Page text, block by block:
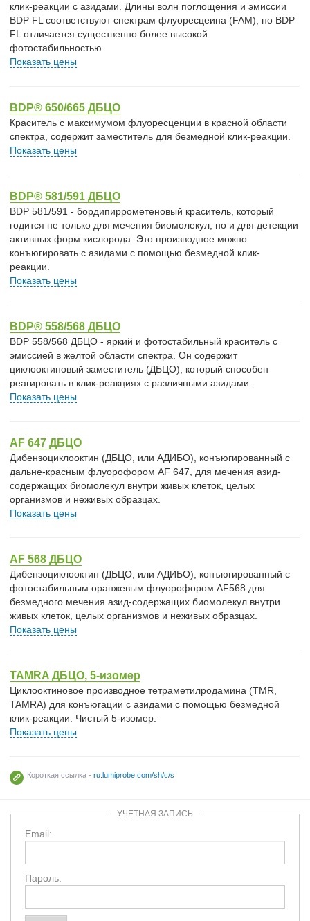
клик-реакции с азидами. Длины волн поглощения и эмиссии
BDP FL соответствуют спектрам флуоресцеина (FAM), но BDP
FL отличается существенно более высокой
фотостабильностью.
Показать цены
BDP® 650/665 ДБЦО
Краситель с максимумом флуоресценции в красной области
спектра, содержит заместитель для безмедной клик-реакции.
Показать цены
BDP® 581/591 ДБЦО
BDP 581/591 - бордипиррометеновый краситель, который
годится не только для мечения биомолекул, но и для детекции
активных форм кислорода. Это производное можно
конъюгировать с азидами с помощью безмедной клик-
реакции.
Показать цены
BDP® 558/568 ДБЦО
BDP 558/568 ДБЦО - яркий и фотостабильный краситель с
эмиссией в желтой области спектра. Он содержит
циклооктиновый заместитель (ДБЦО), который способен
реагировать в клик-реакциях с различными азидами.
Показать цены
AF 647 ДБЦО
Дибензоциклооктин (ДБЦО, или АДИБО), конъюгированный с
дальне-красным флуорофором AF 647, для мечения азид-
содержащих биомолекул внутри живых клеток, целых
организмов и неживых образцах.
Показать цены
AF 568 ДБЦО
Дибензоциклооктин (ДБЦО, или АДИБО), конъюгированный с
фотостабильным оранжевым флуорофором AF568 для
безмедного мечения азид-содержащих биомолекул внутри
живых клеток, целых организмов и неживых образцах.
Показать цены
TAMRA ДБЦО, 5-изомер
Циклооктиновое производное тетраметилродамина (TMR,
TAMRA) для конъюгации с азидами с помощью безмедной
клик-реакции. Чистый 5-изомер.
Показать цены
Короткая ссылка - ru.lumiprobe.com/sh/c/s
УЧЕТНАЯ ЗАПИСЬ
Email:
Пароль: